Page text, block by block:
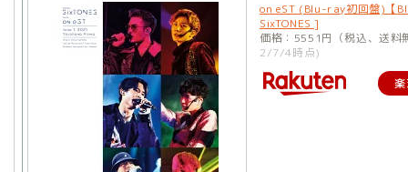
on eST (Blu-ray初回盤)【
SixTONES ]
価格：5551円（税込、送
2/7/4時点)